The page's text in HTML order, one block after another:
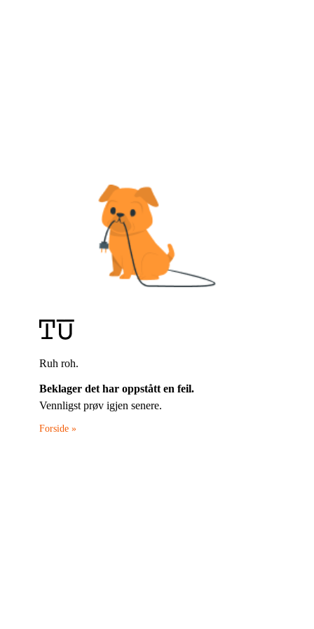
Ruh roh.
Beklager det har oppstått en feil.
Vennligst prøv igjen senere.
Forside »